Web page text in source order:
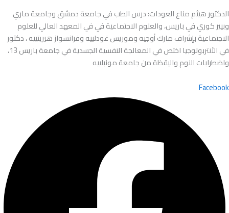
الدكتور هيثم مناع العودات: درس الطب في جامعة دمشق وجامعة ماري
وبيير كوري في باريس، والعلوم الاجتماعية في في المعهد العالي للعلوم
الاجتماعية بإشراف مارك أوجيه وموريس غودلييه وفرانسواز هيريتييه ، دكتور
في الأنتربولوجيا اختص في المعالجة النفسية الجسدية في جامعة باريس 13،
واضطرابات النوم واليقظة من جامعة مونبلييه
Facebook